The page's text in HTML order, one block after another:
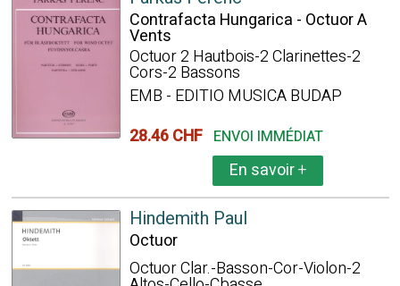
Contrafacta Hungarica - Octuor A
Vents
Octuor 2 Hautbois-2 Clarinettes-2
Cors-2 Bassons
EMB - EDITIO MUSICA BUDAP
28.46 CHF ENVOI IMMÉDIAT
En savoir+
Hindemith Paul
Octuor
Octuor Clar.-Basson-Cor-Violon-2